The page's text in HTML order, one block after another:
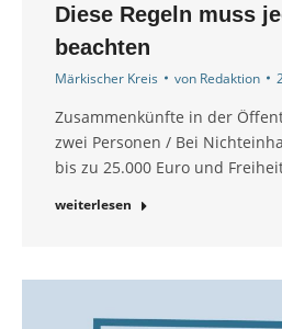
Diese Regeln muss
beachten
Märkischer Kreis von Redaktion
Zusammenkünfte in der
zwei Personen / Bei
bis zu 25.000 Euro und
weiterlesen